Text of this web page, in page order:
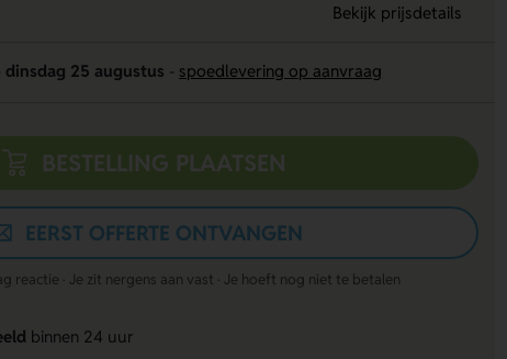
Bekijk prijsdetails
dinsdag 25 augustus spoedlevering op aanvraag
BESTELLING PLAATSEN
EERST OFFERTE ONTVANGEN
reactie · Je zit nergens aan vast · Je hoeft nog niet te betalen
binnen 24 uur